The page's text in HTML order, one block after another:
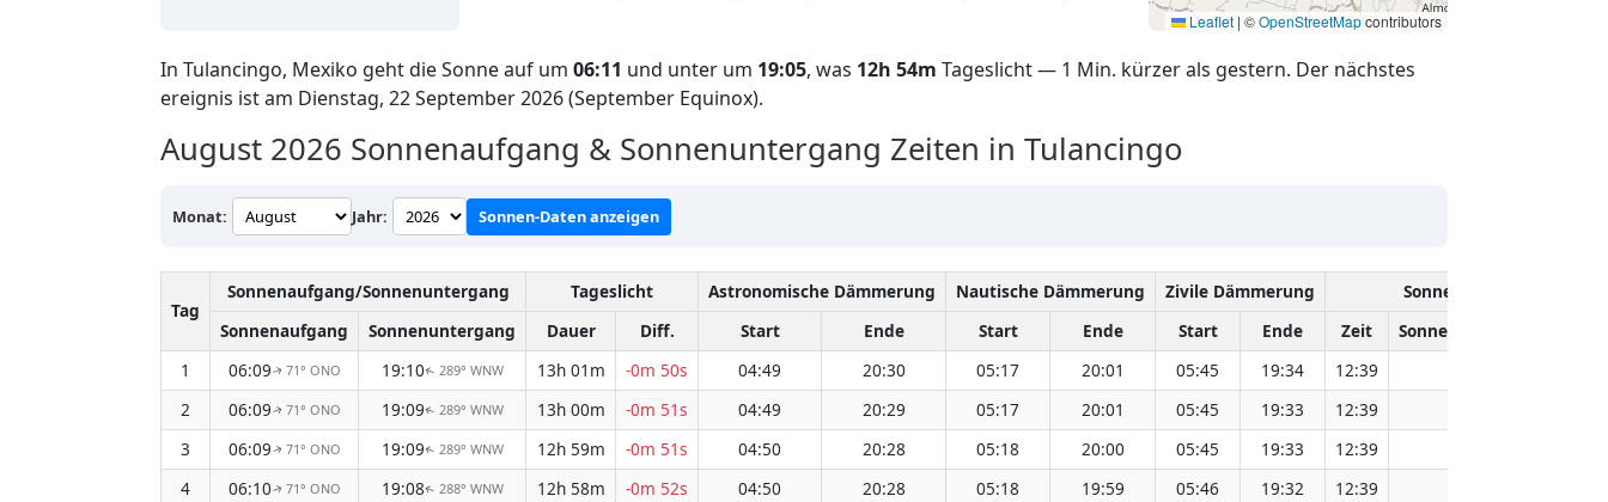
Leaflet | ©OpenStreetMapcontributors
In Tulancingo, Mexiko geht die Sonne auf um 06:11 und unter um 19:05, was 12h 54m Tageslicht — 1 Min. kürzer als gestern. Der nächstes
ereignis ist am Dienstag, 22 September 2026 (September Equinox).
August 2026 Sonnenaufgang & Sonnenuntergang Zeiten in Tulancingo
Monat: Jahr: Sonnen-Daten anzeigen
Tag
Sonnenaufgang/Sonnenuntergang Tageslicht Astronomische Dämmerung Nautische Dämmerung Zivile Dämmerung
Sonnenhöchststand
Sonnenaufgang
Sonnenuntergang Dauer Diff. Start Ende Start Ende Start Ende Zeit
Sonnenentfernung (Mio.
1
06:09↑ 71° ONO 19:10↑ 289° WNW 13h 01m -0m 50s 04:49 20:30 05:17 20:01 05:45 19:34 12:39
2
06:09↑ 71° ONO 19:09↑ 289° WNW 13h 00m -0m 51s 04:49 20:29 05:17 20:01 05:45 19:33 12:39
3
06:09↑ 71° ONO 19:09↑ 289° WNW 12h 59m -0m 51s 04:50 20:28 05:18 20:00 05:45 19:33 12:39
4
06:10↑ 71° ONO 19:08↑ 288° WNW 12h 58m -0m 52s 04:50 20:28 05:18 19:59 05:46 19:32 12:39